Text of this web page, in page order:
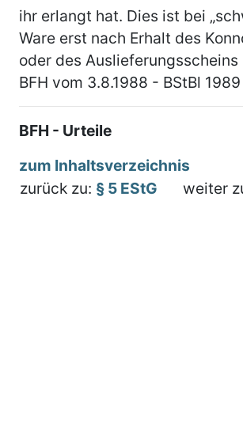
ihr erlangt hat. Dies ist bei
Ware erst nach Erhalt des
oder des Auslieferungsscheins
BFH vom 3.8.1988 - BStBl 1989
BFH - Urteile
zum Inhaltsverzeichnis
zurück zu: § 5 EStG weiter